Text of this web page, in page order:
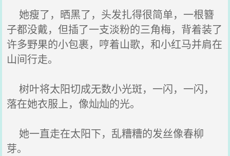
她瘦了，晒黑了，头发扎得很简单，一根簪
子都没戴，但插了一支淡粉的三角梅，背着装了
许多野果的小包裹，哼着山歌，和小红马并肩在
山间行走。
树叶将太阳切成无数小光斑，一闪，一闪，
落在她衣服上，像灿灿的光。
她一直走在太阳下，乱糟糟的发丝像春柳
芽。